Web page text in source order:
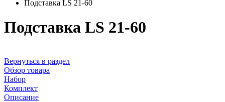
Подставка LS 21-60
Подставка LS 21-60
Вернуться в раздел
Обзор товара
Набор
Комплект
Описание